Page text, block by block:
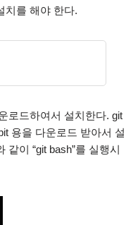
치를 해야 한다.
로드하여서 설치한다. git
용을 다운로드 받아서 설
같이 “git bash”를 실행시